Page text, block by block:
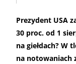
Prezydent USA
30 proc. od 1
na giełdach? W
na notowaniach